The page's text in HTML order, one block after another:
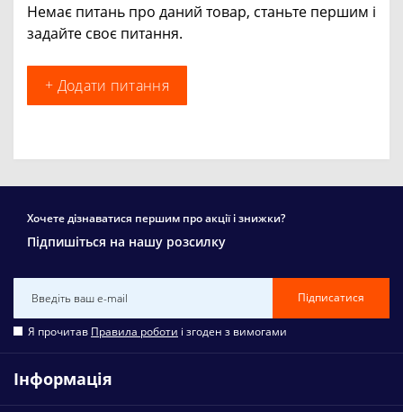
Немає питань про даний товар, станьте першим і
задайте своє питання.
+ Додати питання
Хочете дізнаватися першим про акції і знижки?
Підпишіться на нашу розсилку
Підписатися
Я прочитав Правила роботи і згоден з вимогами
Інформація